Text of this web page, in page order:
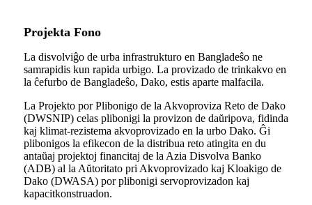
Projekta Fono
La disvolviĝo de urba infrastrukturo en Bangladeŝo ne
samrapidis kun rapida urbigo. La provizado de trinkakvo en
la ĉefurbo de Bangladeŝo, Dako, estis aparte malfacila.
La Projekto por Plibonigo de la Akvoproviza Reto de Dako
(DWSNIP) celas plibonigi la provizon de daŭripova, fidinda
kaj klimat-rezistema akvoprovizado en la urbo Dako. Ĝi
plibonigos la efikecon de la distribua reto atingita en du
antaŭaj projektoj financitaj de la Azia Disvolva Banko
(ADB) al la Aŭtoritato pri Akvoprovizado kaj Kloakigo de
Dako (DWASA) por plibonigi servoprovizadon kaj
kapacitkonstruadon.